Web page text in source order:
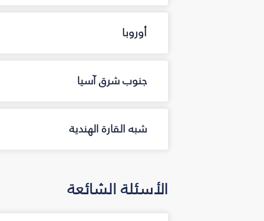
أوروبا
جنوب شرق آسيا
شبه القارة الهندية
الأسئلة الشائعة